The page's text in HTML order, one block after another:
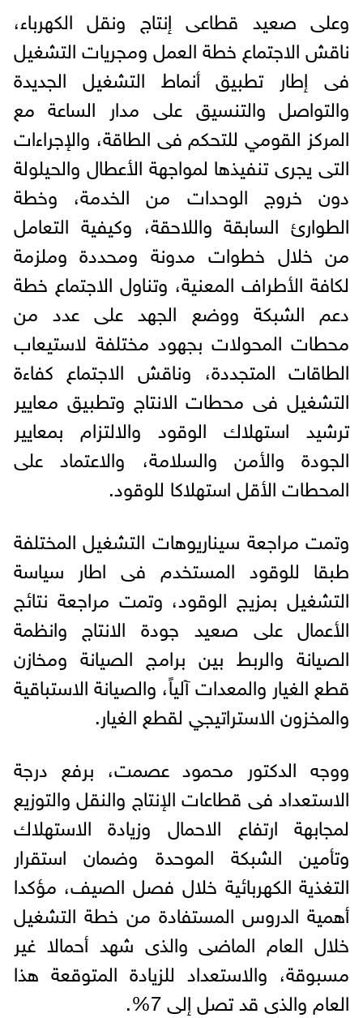
وعلى صعيد قطاعى إنتاج ونقل الكهرباء،
ناقش الاجتماع خطة العمل ومجريات التشغيل
فى إطار تطبيق أنماط التشغيل الجديدة
والتواصل والتنسيق على مدار الساعة مع
المركز القومي للتحكم فى الطاقة، والإجراءات
التى يجرى تنفيذها لمواجهة الأعطال والحيلولة
دون خروج الوحدات من الخدمة، وخطة
الطوارئ السابقة واللاحقة، وكيفية التعامل
من خلال خطوات مدونة ومحددة وملزمة
لكافة الأطراف المعنية، وتناول الاجتماع خطة
دعم الشبكة ووضع الجهد على عدد من
محطات المحولات بجهود مختلفة لاستيعاب
الطاقات المتجددة، وناقش الاجتماع كفاءة
التشغيل فى محطات الانتاج وتطبيق معايير
ترشيد استهلاك الوقود والالتزام بمعايير
الجودة والأمن والسلامة، والاعتماد على
المحطات الأقل استهلاكا للوقود.
وتمت مراجعة سيناريوهات التشغيل المختلفة
طبقا للوقود المستخدم فى اطار سياسة
التشغيل بمزيج الوقود، وتمت مراجعة نتائج
الأعمال على صعيد جودة الانتاج وانظمة
الصيانة والربط بين برامج الصيانة ومخازن
قطع الغيار والمعدات آلياً، والصيانة الاستباقية
والمخزون الاستراتيجي لقطع الغيار.
ووجه الدكتور محمود عصمت، برفع درجة
الاستعداد فى قطاعات الإنتاج والنقل والتوزيع
لمجابهة ارتفاع الاحمال وزيادة الاستهلاك
وتأمين الشبكة الموحدة وضمان استقرار
التغذية الكهربائية خلال فصل الصيف، مؤكدا
أهمية الدروس المستفادة من خطة التشغيل
خلال العام الماضى والذى شهد أحمالا غير
مسبوقة، والاستعداد للزيادة المتوقعة هذا
العام والذى قد تصل إلى 7%.